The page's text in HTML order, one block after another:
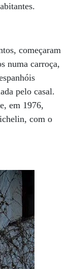
começaram
numa carroça,
pelo casal.
em 1976,
com o